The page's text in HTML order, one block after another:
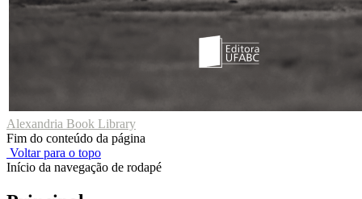
Alexandria Book Library
Fim do conteúdo da página
Voltar para o topo
Início da navegação de rodapé